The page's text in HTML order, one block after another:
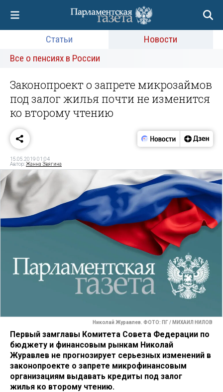
Статьи
Новости
Все о пенсиях в России
Законопроект о запрете микрозаймов
под залог жилья почти не изменится
ко второму чтению
15.05.2019 01:04
Автор:Жанна Звягина
Николай Журавлев. ФОТО: ПГ / МИХАИЛ НИЛОВ
Первый замглавы Комитета Совета Федерации по
бюджету и финансовым рынкам Николай
Журавлев не прогнозирует серьезных изменений в
законопроекте о запрете микрофинансовым
организациям выдавать кредиты под залог
жилья ко второму чтению.